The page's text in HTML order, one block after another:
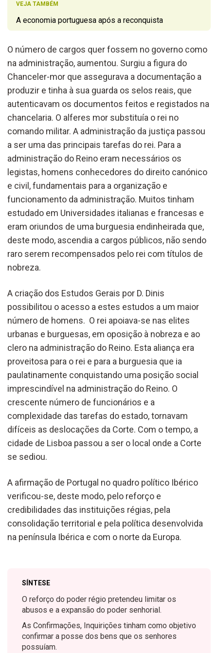
VEJA TAMBÉM
A economia portuguesa após a reconquista
O número de cargos quer fossem no governo como
na administração, aumentou. Surgiu a figura do
Chanceler-mor que assegurava a documentação a
produzir e tinha à sua guarda os selos reais, que
autenticavam os documentos feitos e registados na
chancelaria. O alferes mor substituía o rei no
comando militar. A administração da justiça passou
a ser uma das principais tarefas do rei. Para a
administração do Reino eram necessários os
legistas, homens conhecedores do direito canónico
e civil, fundamentais para a organização e
funcionamento da administração. Muitos tinham
estudado em Universidades italianas e francesas e
eram oriundos de uma burguesia endinheirada que,
deste modo, ascendia a cargos públicos, não sendo
raro serem recompensados pelo rei com títulos de
nobreza.
A criação dos Estudos Gerais por D. Dinis
possibilitou o acesso a estes estudos a um maior
número de homens. O rei apoiava-se nas elites
urbanas e burguesas, em oposição à nobreza e ao
clero na administração do Reino. Esta aliança era
proveitosa para o rei e para a burguesia que ia
paulatinamente conquistando uma posição social
imprescindível na administração do Reino. O
crescente número de funcionários e a
complexidade das tarefas do estado, tornavam
difíceis as deslocações da Corte. Com o tempo, a
cidade de Lisboa passou a ser o local onde a Corte
se sediou.
A afirmação de Portugal no quadro político Ibérico
verificou-se, deste modo, pelo reforço e
credibilidades das instituições régias, pela
consolidação territorial e pela política desenvolvida
na península Ibérica e com o norte da Europa.
SÍNTESE
O reforço do poder régio pretendeu limitar os
abusos e a expansão do poder senhorial.
As Confirmações, Inquirições tinham como objetivo
confirmar a posse dos bens que os senhores
possuíam.